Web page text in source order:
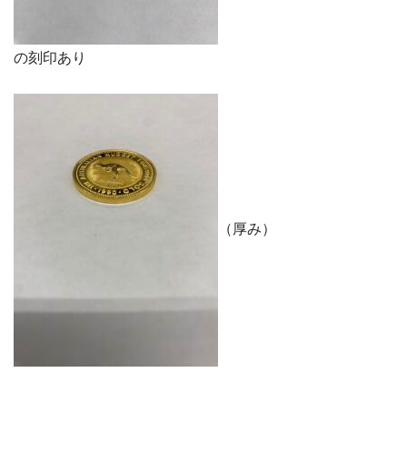
の刻印あり
（厚み）